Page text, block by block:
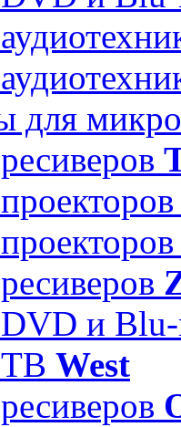
для
и
West